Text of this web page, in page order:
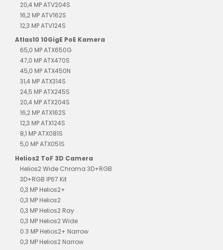
20,4 MP ATV204S
16,2 MP ATV162S
12,3 MP ATV124S
Atlas10 10GigE PoE Kamera
65,0 MP ATX650G
47,0 MP ATX470S
45,0 MP ATX450N
31,4 MP ATX314S
24,5 MP ATX245S
20,4 MP ATX204S
16,2 MP ATX162S
12,3 MP ATX124S
8,1 MP ATX081S
5,0 MP ATX051S
Helios2 ToF 3D Camera
Helios2 Wide Chroma 3D+RGB
3D+RGB IP67 Kit
0,3 MP Helios2+
0,3 MP Helios2
0,3 MP Helios2 Ray
0,3 MP Helios2 Wide
0.3 MP Helios2+ Narrow
0,3 MP Helios2 Narrow